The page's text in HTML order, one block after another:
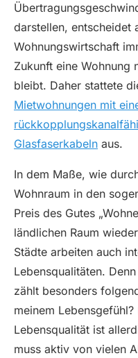
darstellen, entscheidet
Wohnungswirtschaft
Zukunft eine Wohnung
bleibt. Daher stattete
Mietwohnungen mit
Glasfaserkabeln aus.
In dem Maße, wie
Wohnraum in den
Preis des Gutes
ländlichen Raum
Städte arbeiten auch
Lebensqualitäten.
zählt besonders
meinem
Lebensqualität ist
muss aktiv von vielen